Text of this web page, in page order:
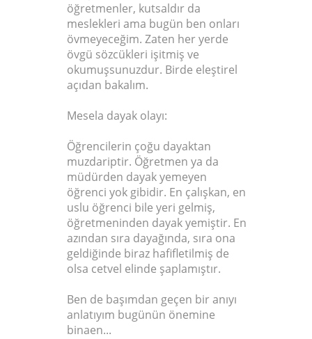
öğretmenler, kutsaldır da
meslekleri ama bugün ben onları
övmeyeceğim. Zaten her yerde
övgü sözcükleri işitmiş ve
okumuşsunuzdur. Birde eleştirel
açıdan bakalım.
Mesela dayak olayı:
Öğrencilerin çoğu dayaktan
muzdariptir. Öğretmen ya da
müdürden dayak yemeyen
öğrenci yok gibidir. En çalışkan, en
uslu öğrenci bile yeri gelmiş,
öğretmeninden dayak yemiştir. En
azından sıra dayağında, sıra ona
geldiğinde biraz hafifletilmiş de
olsa cetvel elinde şaplamıştır.
Ben de başımdan geçen bir anıyı
anlatıyım bugünün önemine
binaen...